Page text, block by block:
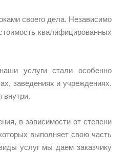
своего дела. Независимо
квалифицированных
услуги стали особенно
заведениях и учреждениях.
внутри.
в зависимости от степени
выполняет свою часть
услуг мы даем заказчику